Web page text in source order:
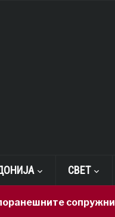
СВЕТ
сопружници: